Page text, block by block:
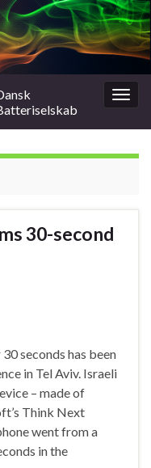
30-second
seconds has been
in Tel Aviv. Israeli
– made of
Think Next
went from a
in the